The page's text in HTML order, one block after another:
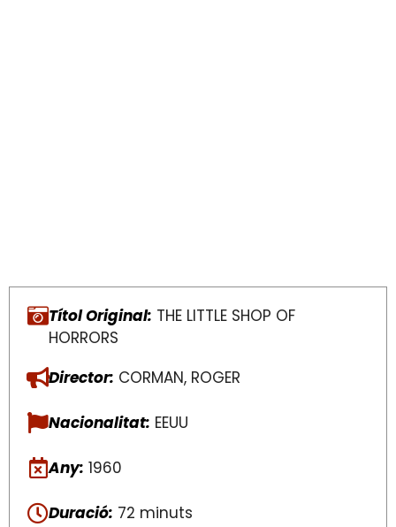
Títol Original: THE LITTLE SHOP OF
HORRORS
Director: CORMAN, ROGER
Nacionalitat: EEUU
Any: 1960
Duració: 72 minuts